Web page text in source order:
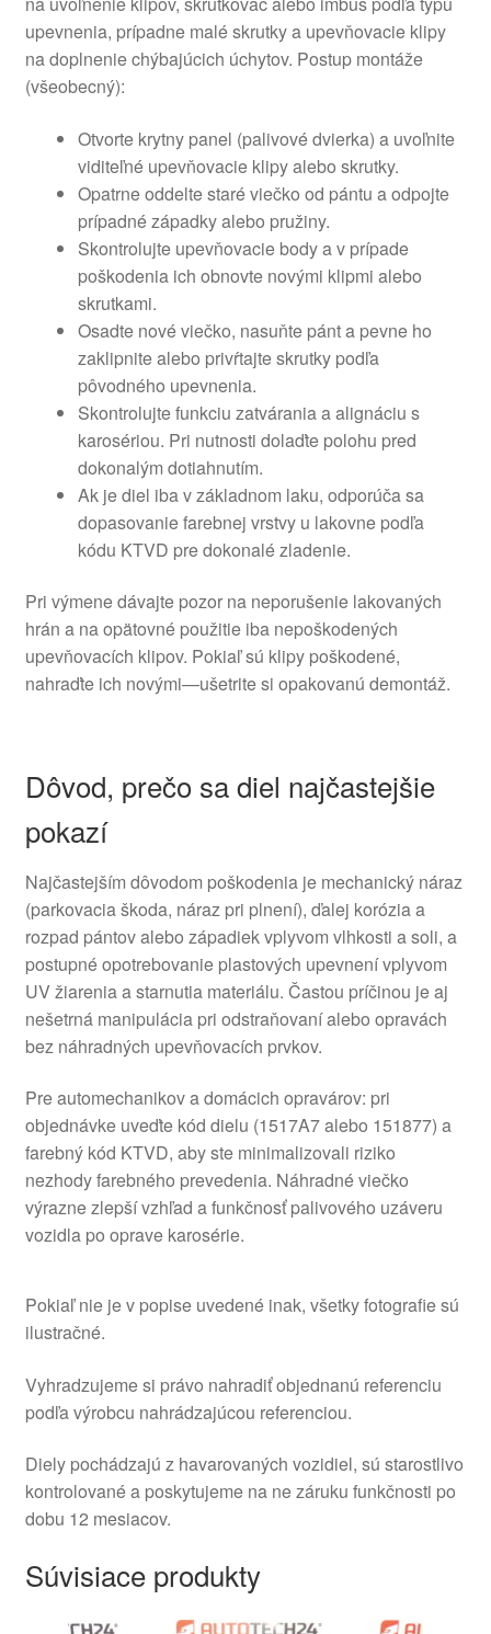
upevnenia, prípadne malé skrutky a upevňovacie klipy
na doplnenie chýbajúcich úchytov. Postup montáže
(všeobecný):
Otvorte krytny panel (palivové dvierka) a uvoľnite
viditeľné upevňovacie klipy alebo skrutky.
Opatrne oddelte staré viečko od pántu a odpojte
prípadné západky alebo pružiny.
Skontrolujte upevňovacie body a v prípade
poškodenia ich obnovte novými klipmi alebo
skrutkami.
Osadte nové viečko, nasuňte pánt a pevne ho
zaklipnite alebo privŕtajte skrutky podľa
pôvodného upevnenia.
Skontrolujte funkciu zatvárania a alignáciu s
karosériou. Pri nutnosti dolaďte polohu pred
dokonalým dotiahnutím.
Ak je diel iba v základnom laku, odporúča sa
dopasovanie farebnej vrstvy u lakovne podľa
kódu KTVD pre dokonalé zladenie.
Pri výmene dávajte pozor na neporušenie lakovaných
hrán a na opätovné použitie iba nepoškodených
upevňovacích klipov. Pokiaľ sú klipy poškodené,
nahraďte ich novými—ušetrite si opakovanú demontáž.
Dôvod, prečo sa diel najčastejšie
pokazí
Najčastejším dôvodom poškodenia je mechanický náraz
(parkovacia škoda, náraz pri plnení), ďalej korózia a
rozpad pántov alebo západiek vplyvom vlhkosti a soli, a
postupné opotrebovanie plastových upevnení vplyvom
UV žiarenia a starnutia materiálu. Častou príčinou je aj
nešetrná manipulácia pri odstraňovaní alebo opravách
bez náhradných upevňovacích prvkov.
Pre automechanikov a domácich opravárov: pri
objednávke uveďte kód dielu (1517A7 alebo 151877) a
farebný kód KTVD, aby ste minimalizovali riziko
nezhody farebného prevedenia. Náhradné viečko
výrazne zlepší vzhľad a funkčnosť palivového uzáveru
vozidla po oprave karosérie.
Pokiaľ nie je v popise uvedené inak, všetky fotografie sú
ilustračné.
Vyhradzujeme si právo nahradiť objednanú referenciu
podľa výrobcu nahrádzajúcou referenciou.
Diely pochádzajú z havarovaných vozidiel, sú starostlivo
kontrolované a poskytujeme na ne záruku funkčnosti po
dobu 12 mesiacov.
Súvisiace produkty